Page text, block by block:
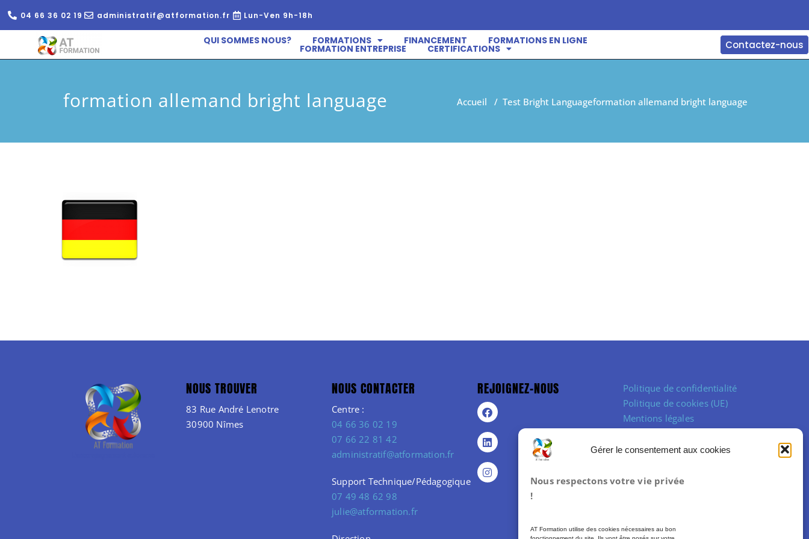
Gérer le consentement aux cookies
Nous respectons votre vie privée
!
AT Formation utilise des cookies nécessaires au bon
04 66 36 02 19 administratif@atformation.fr Lun-Ven 9h-18h
QUI SOMMES NOUS? FORMATIONS FINANCEMENT FORMATIONS EN LIGNE
FORMATION ENTREPRISE CERTIFICATIONS Contactez-nous
formation allemand bright language Accueil / Test Bright Languageformation allemand bright language
NOUS TROUVER
83 Rue André Lenotre
30900 Nîmes
NOUS CONTACTER
Centre :
04 66 36 02 19
07 66 22 81 42
administratif@atformation.fr
Support Technique/Pédagogique
07 49 48 62 98
julie@atformation.fr
REJOIGNEZ-NOUS
Politique de confidentialité
Politique de cookies (UE)
Mentions légales